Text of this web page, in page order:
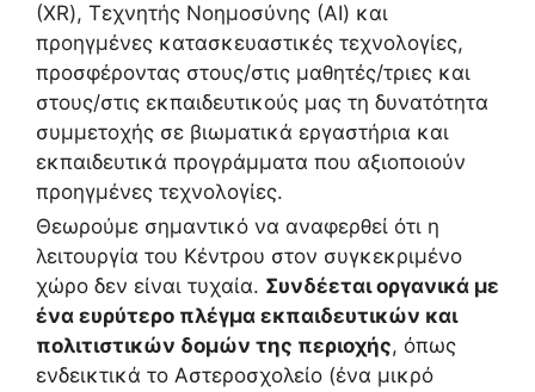
(ΧR), Τεχνητής Νοημοσύνης (ΑΙ) και
προηγμένες κατασκευαστικές τεχνολογίες,
προσφέροντας στους/στις μαθητές/τριες και
στους/στις εκπαιδευτικούς μας τη δυνατότητα
συμμετοχής σε βιωματικά εργαστήρια και
εκπαιδευτικά προγράμματα που αξιοποιούν
προηγμένες τεχνολογίες.
Θεωρούμε σημαντικό να αναφερθεί ότι η
λειτουργία του Κέντρου στον συγκεκριμένο
χώρο δεν είναι τυχαία. Συνδέεται οργανικά με
ένα ευρύτερο πλέγμα εκπαιδευτικών και
πολιτιστικών δομών της περιοχής, όπως
ενδεικτικά το Αστεροσχολείο (ένα μικρό